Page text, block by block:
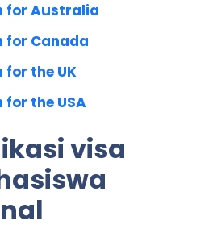
for Australia
for Canada
the UK
the USA
visa